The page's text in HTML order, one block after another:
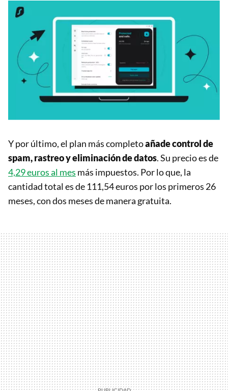
Y por último, el plan más completoañade control de
spam, rastreo y eliminación de datos. Su precio es de
4,29 euros al mes más impuestos. Por lo que, la
cantidad total es de 111,54 euros por los primeros 26
meses, con dos meses de manera gratuita.